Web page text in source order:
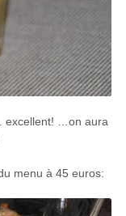
excellent! …on aura
menu à 45 euros: